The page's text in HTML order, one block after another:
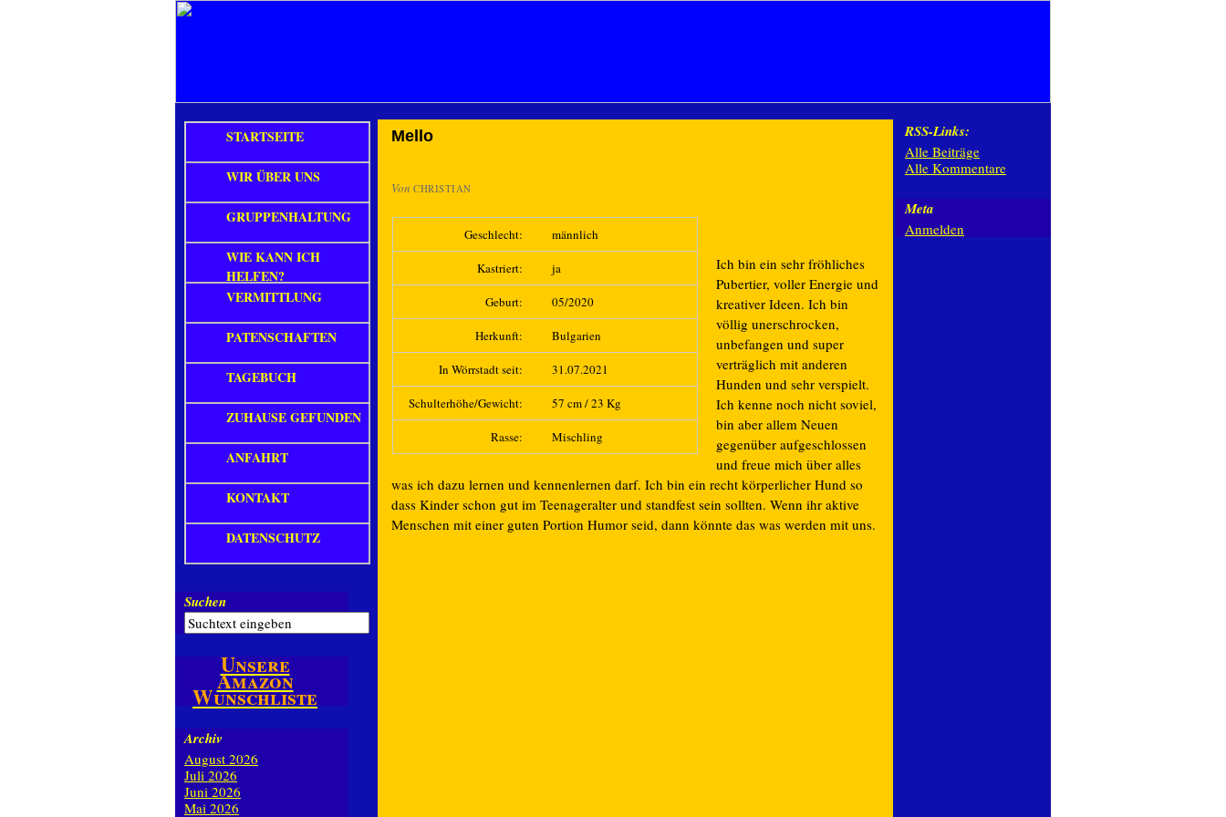
Mello
Von CHRISTIAN
Geschlecht: männlich
Kastriert: ja
Geburt: 05/2020
Herkunft: Bulgarien
In Wörrstadt seit: 31.07.2021
Schulterhöhe/Gewicht: 57 cm / 23 Kg
Rasse: Mischling
Ich bin ein sehr fröhliches
Pubertier, voller Energie und
kreativer Ideen. Ich bin
völlig unerschrocken,
unbefangen und super
verträglich mit anderen
Hunden und sehr verspielt.
Ich kenne noch nicht soviel,
bin aber allem Neuen
gegenüber aufgeschlossen
und freue mich über alles
was ich dazu lernen und kennenlernen darf. Ich bin ein recht körperlicher Hund so
dass Kinder schon gut im Teenageralter und standfest sein sollten. Wenn ihr aktive
Menschen mit einer guten Portion Humor seid, dann könnte das was werden mit uns.
STARTSEITE
WIR ÜBER UNS
GRUPPENHALTUNG
WIE KANN ICH
HELFEN?
VERMITTLUNG
PATENSCHAFTEN
TAGEBUCH
ZUHAUSE GEFUNDEN
ANFAHRT
KONTAKT
DATENSCHUTZ
Suchen
Unsere
Amazon
Wunschliste
Archiv
August 2026
Juli 2026
Juni 2026
Mai 2026
RSS-Links:
Alle Beiträge
Alle Kommentare
Meta
Anmelden